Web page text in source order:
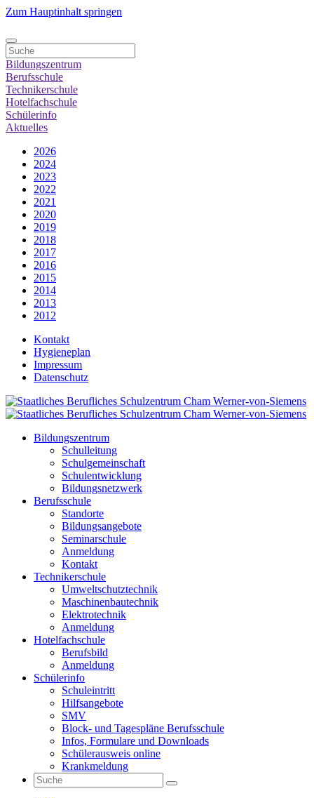
Zum Hauptinhalt springen
Bildungszentrum
Berufsschule
Technikerschule
Hotelfachschule
Schülerinfo
Aktuelles
2026
2024
2023
2022
2021
2020
2019
2018
2017
2016
2015
2014
2013
2012
Kontakt
Hygieneplan
Impressum
Datenschutz
Bildungszentrum
Schulleitung
Schulgemeinschaft
Schulentwicklung
Bildungsnetzwerk
Berufsschule
Standorte
Bildungsangebote
Seminarschule
Anmeldung
Kontakt
Technikerschule
Umweltschutztechnik
Maschinenbautechnik
Elektrotechnik
Anmeldung
Hotelfachschule
Berufsbild
Anmeldung
Schülerinfo
Schuleintritt
Hilfsangebote
SMV
Block- und Tagespläne Berufsschule
Infos, Formulare und Downloads
Schülerausweis online
Krankmeldung